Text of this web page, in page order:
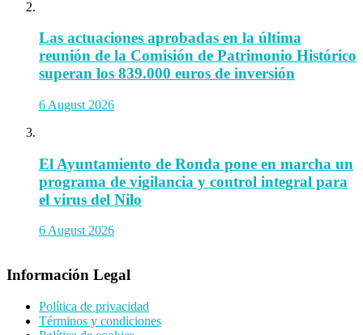
Las actuaciones aprobadas en la última
reunión de la Comisión de Patrimonio Histórico
superan los 839.000 euros de inversión
6 August 2026
El Ayuntamiento de Ronda pone en marcha un
programa de vigilancia y control integral para
el virus del Nilo
6 August 2026
Información Legal
Política de privacidad
Términos y condiciones